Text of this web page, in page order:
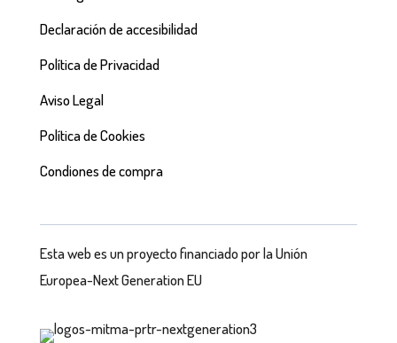
Declaración de accesibilidad
Política de Privacidad
Aviso Legal
Política de Cookies
Condiones de compra
Esta web es un proyecto financiado por la Unión
Europea-Next Generation EU